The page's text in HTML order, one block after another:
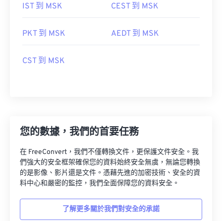
IST 到 MSK CEST 到 MSK
PKT 到 MSK AEDT 到 MSK
CST 到 MSK
您的數據，我們的首要任務
在 FreeConvert，我們不僅轉換文件，更保護文件安全。我
們強大的安全框架確保您的資料始終安全無虞，無論您轉換
的是影像、影片還是文件。憑藉先進的加密技術、安全的資
料中心和嚴密的監控，我們全面保障您的資料安全。
了解更多關於我們對安全的承諾